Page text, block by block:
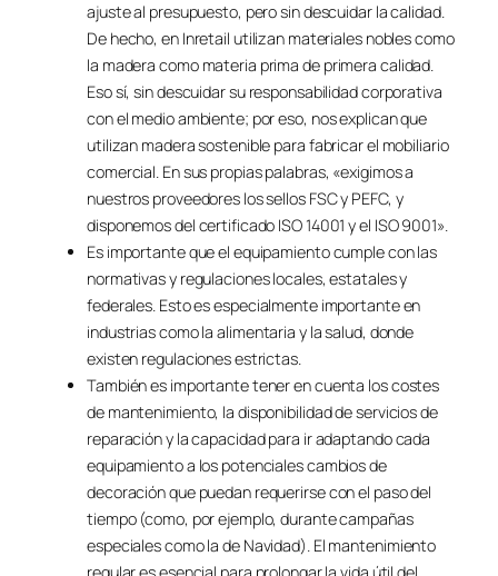
ajuste al presupuesto, pero sin descuidar la calidad.
De hecho, en Inretail utilizan materiales nobles como
la madera como materia prima de primera calidad.
Eso sí, sin descuidar su responsabilidad corporativa
con el medio ambiente; por eso, nos explican que
utilizan madera sostenible para fabricar el mobiliario
comercial. En sus propias palabras, «exigimos a
nuestros proveedores los sellos FSC y PEFC, y
disponemos del certificado ISO 14001 y el ISO 9001».
Es importante que el equipamiento cumple con las
normativas y regulaciones locales, estatales y
federales. Esto es especialmente importante en
industrias como la alimentaria y la salud, donde
existen regulaciones estrictas.
También es importante tener en cuenta los costes
de mantenimiento, la disponibilidad de servicios de
reparación y la capacidad para ir adaptando cada
equipamiento a los potenciales cambios de
decoración que puedan requerirse con el paso del
tiempo (como, por ejemplo, durante campañas
especiales como la de Navidad). El mantenimiento